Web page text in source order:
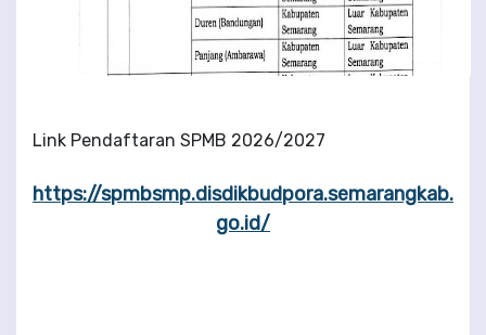
Link Pendaftaran SPMB 2026/2027
https://spmbsmp.disdikbudpora.semarangkab.
go.id/